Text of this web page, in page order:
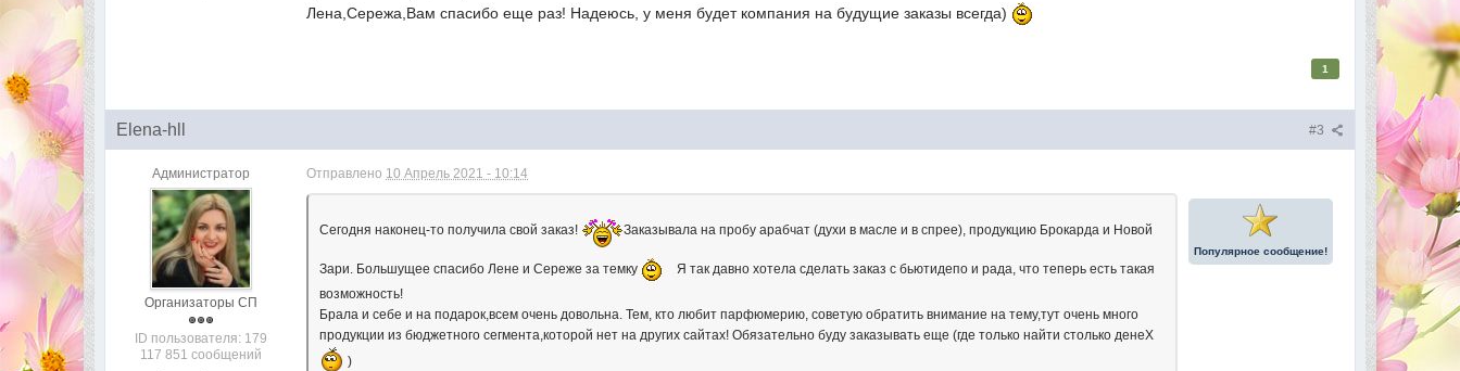
Лена,Сережа,Вам спасибо еще раз! Надеюсь, у меня будет компания на будущие заказы всегда)
1
#3
Elena-hll
Администратор
Организаторы СП
ID пользователя: 179
117 851 сообщений
Отправлено 10 Апрель 2021 - 10:14
Популярное сообщение!
Сегодня наконец-то получила свой заказ! Заказывала на пробу арабчат (духи в масле и в спрее), продукцию Брокарда и Новой
Зари. Большущее спасибо Лене и Сереже за темку
Я так давно хотела сделать заказ с бьютидепо и рада, что теперь есть такая
возможность!
Брала и себе и на подарок,всем очень довольна. Тем, кто любит парфюмерию, советую обратить внимание на тему,тут очень много
продукции из бюджетного сегмента,которой нет на других сайтах! Обязательно буду заказывать еще (где только найти столько денеХ
)